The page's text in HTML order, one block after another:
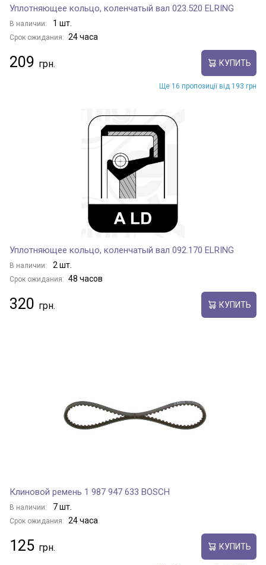
Уплотняющее кольцо, коленчатый вал 023.520 ELRING
В наличии: 1 шт.
Срок ожидания: 24 часа
209 КУПИТЬ
Ще 16 пропозиції від 193 грн
Уплотняющее кольцо, коленчатый вал 092.170 ELRING
В наличии: 2 шт.
Срок ожидания: 48 часов
320 КУПИТЬ
Клиновой ремень 1 987 947 633 BOSCH
В наличии: 7 шт.
Срок ожидания: 24 часа
125 КУПИТЬ